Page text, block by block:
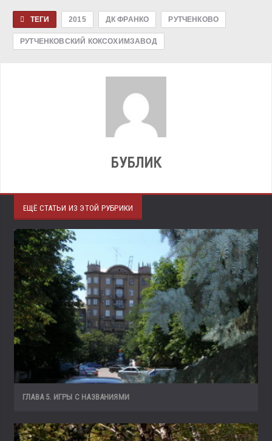
ТЕГИ 2015 ДК ФРАНКО РУТЧЕНКОВО
РУТЧЕНКОВСКИЙ КОКСОХИМЗАВОД
БУБЛИК
ЕЩЁ СТАТЬИ ИЗ ЭТОЙ РУБРИКИ
ГЛАВА 5. ИГРЫ С НАЗВАНИЯМИ